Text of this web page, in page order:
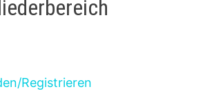
Registrieren